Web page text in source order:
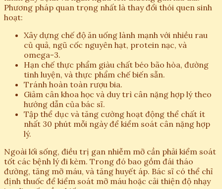
Phương pháp quan trọng nhất là thay đổi thói quen sinh
hoạt:
Xây dựng chế độ ăn uống lành mạnh với nhiều rau
củ quả, ngũ cốc nguyên hạt, protein nạc, và
omega-3.
Hạn chế thực phẩm giàu chất béo bão hòa, đường
tinh luyện, và thực phẩm chế biến sẵn.
Tránh hoàn toàn rượu bia.
Giảm cân khoa học và duy trì cân nặng hợp lý theo
hướng dẫn của bác sĩ.
Tập thể dục và tăng cường hoạt động thể chất ít
nhất 30 phút mỗi ngày để kiểm soát cân nặng hợp
lý.
Ngoài lối sống, điều trị gan nhiễm mỡ cần phải kiểm soát
tốt các bệnh lý đi kèm. Trong đó bao gồm đái tháo
đường, tăng mỡ máu, và tăng huyết áp. Bác sĩ có thể chỉ
định thuốc để kiểm soát mỡ máu hoặc cải thiện độ nhạy